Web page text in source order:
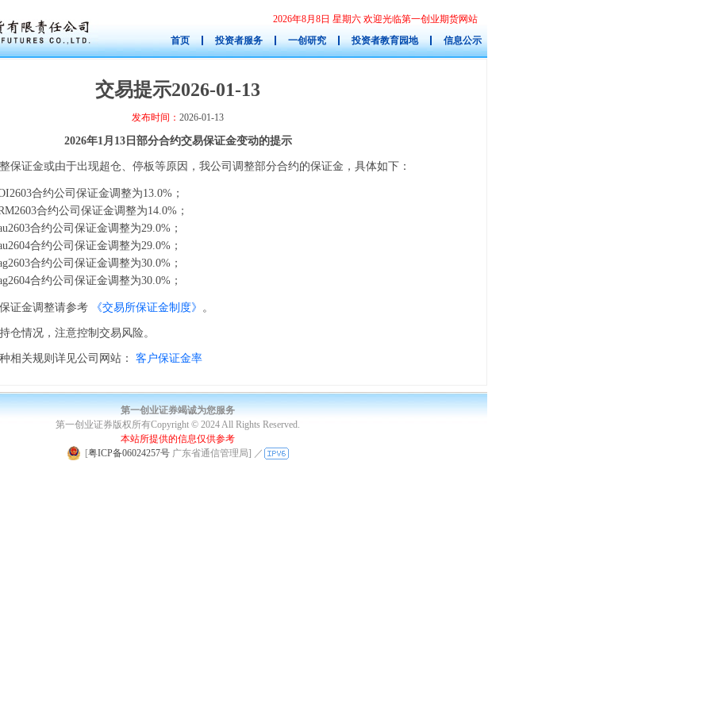
2026年8月8日 星期六 欢迎光临第一创业期货网站
首页
投资者服务 一创研究 投资者教育园地 信息公示
交易提示2026-01-13
发布时间： 2026-01-13
2026年1月13日部分合约交易保证金变动的提示
保证金或由于出现超仓、停板等原因，我公司调整部分合约的保证金，具体如下：
合约公司保证金调整为13.0%；
合约公司保证金调整为14.0%；
合约公司保证金调整为29.0%；
合约公司保证金调整为29.0%；
合约公司保证金调整为30.0%；
合约公司保证金调整为30.0%；
证金调整请参考 《交易所保证金制度》 。
仓情况，注意控制交易风险。
相关规则详见公司网站： 客户保证金率
第一创业证券竭诚为您服务
第一创业证券版权所有Copyright © 2024 All Rights Reserved.
本站所提供的信息仅供参考
[粤ICP备06024257号 广东省通信管理局] ／